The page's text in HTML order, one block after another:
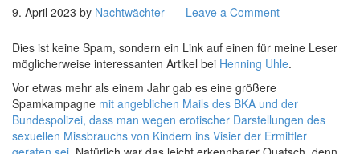
9. April 2023 by Nachtwächter Leave a Comment
Dies ist keine Spam, sondern ein Link auf einen für meine Leser
möglicherweise interessanten Artikel bei Henning Uhle.
Vor etwas mehr als einem Jahr gab es eine größere
Spamkampagne mit angeblichen Mails des BKA und der
Bundespolizei, dass man wegen erotischer Darstellungen des
sexuellen Missbrauchs von Kindern ins Visier der Ermittler